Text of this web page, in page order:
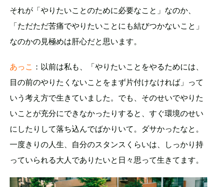
それが「やりたいことのために必要なこと」なのか、
「ただただ苦痛でやりたいことにも結びつかないこと」
なのかの見極めは肝心だと思います。
あっこ ：以前は私も、「やりたいことをやるためには、
目の前のやりたくないことをまず片付けなければ」って
いう考え方で生きていました。でも、そのせいでやりた
いことが充分にできなかったりすると、すぐ環境のせい
にしたりして落ち込んでばかりいて。ダサかったなと。
一度きりの人生、自分のスタンスくらいは、しっかり持
っていられる大人でありたいと日々思って生きてます。